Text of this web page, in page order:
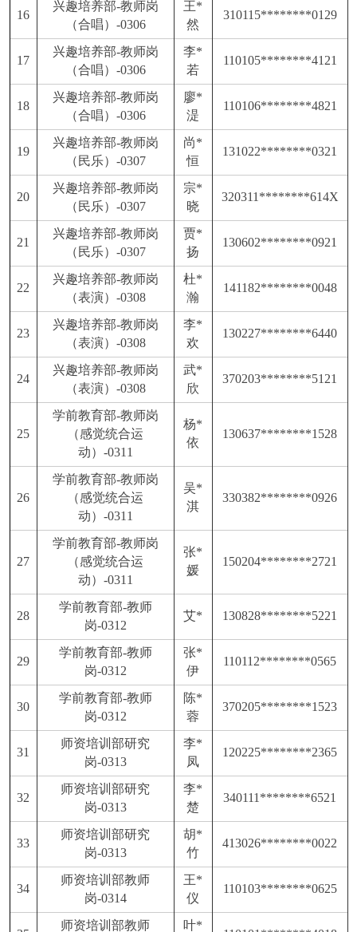
16
兴趣培养部-教师岗
（合唱）-0306
王*
然
310115********0129
17
兴趣培养部-教师岗
（合唱）-0306
李*
若
110105********4121
18
兴趣培养部-教师岗
（合唱）-0306
廖*
湜
110106********4821
19
兴趣培养部-教师岗
（民乐）-0307
尚*
恒
131022********0321
20
兴趣培养部-教师岗
（民乐）-0307
宗*
晓
320311********614X
21
兴趣培养部-教师岗
（民乐）-0307
贾*
扬
130602********0921
22
兴趣培养部-教师岗
（表演）-0308
杜*
瀚
141182********0048
23
兴趣培养部-教师岗
（表演）-0308
李*
欢
130227********6440
24
兴趣培养部-教师岗
（表演）-0308
武*
欣
370203********5121
25
学前教育部-教师岗
（感觉统合运
动）-0311
杨*
依
130637********1528
26
学前教育部-教师岗
（感觉统合运
动）-0311
吴*
淇
330382********0926
27
学前教育部-教师岗
（感觉统合运
动）-0311
张*
媛
150204********2721
28
学前教育部-教师
岗-0312
艾* 130828********5221
29
学前教育部-教师
岗-0312
张*
伊
110112********0565
30
学前教育部-教师
岗-0312
陈*
蓉
370205********1523
31
师资培训部研究
岗-0313
李*
凤
120225********2365
32
师资培训部研究
岗-0313
李*
楚
340111********6521
33
师资培训部研究
岗-0313
胡*
竹
413026********0022
34
师资培训部教师
岗-0314
王*
仪
110103********0625
师资培训部教师 叶*